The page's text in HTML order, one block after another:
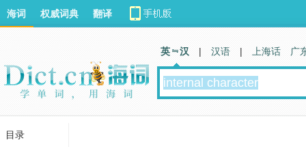
海词 权威词典 翻译
英 汉 | 汉语 | 上海话 广
目录